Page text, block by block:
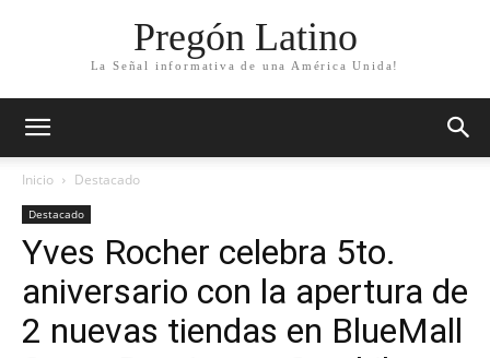
Pregón Latino
La Señal informativa de una América Unida!
Inicio Destacado
Destacado
Yves Rocher celebra 5to.
aniversario con la apertura de
2 nuevas tiendas en BlueMall